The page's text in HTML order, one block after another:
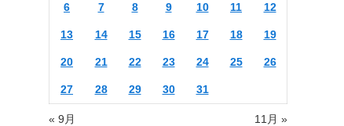
6 7 8 9 10 11 12
13 14 15 16 17 18 19
20 21 22 23 24 25 26
27 28 29 30 31
« 9月 11月 »